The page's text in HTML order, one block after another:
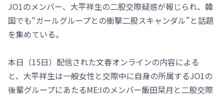
JO1のメンバー、大平祥生の二股交際疑惑が報じられ、韓
国でも“ガールグループとの衝撃二股スキャンダル”と話題
を集めている。
本日（15日）配信された文春オンラインの内容による
と、大平祥生は一般女性と交際中に自身の所属するJO1の
後輩グループにあたるME:Iのメンバー飯田栞月と二股交際